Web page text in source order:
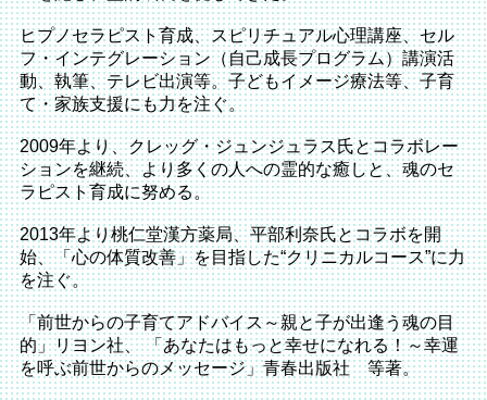
ヒプノセラピスト育成、スピリチュアル心理講座、セル
フ・インテグレーション（自己成長プログラム）講演活
動、執筆、テレビ出演等。子どもイメージ療法等、子育
て・家族支援にも力を注ぐ。
2009年より、クレッグ・ジュンジュラス氏とコラボレー
ションを継続、より多くの人への霊的な癒しと、魂のセ
ラピスト育成に努める。
2013年より桃仁堂漢方薬局、平部利奈氏とコラボを開
始、「心の体質改善」を目指した“クリニカルコース”に力
を注ぐ。
「前世からの子育てアドバイス～親と子が出逢う魂の目
的」リヨン社、 「あなたはもっと幸せになれる！～幸運
を呼ぶ前世からのメッセージ」青春出版社 等著。